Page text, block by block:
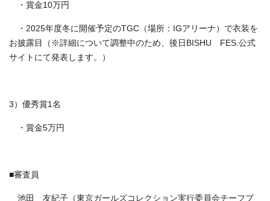
・賞金10万円
・2025年度冬に開催予定のTGC（場所：IGアリーナ）で衣装を
お披露目（※詳細について調整中のため、後日BISHU FES.公式
サイトにて発表します。）
3）優秀賞1名
・賞金5万円
■審査員
池田 友紀子（東京ガールズコレクション実行委員会チーフプ